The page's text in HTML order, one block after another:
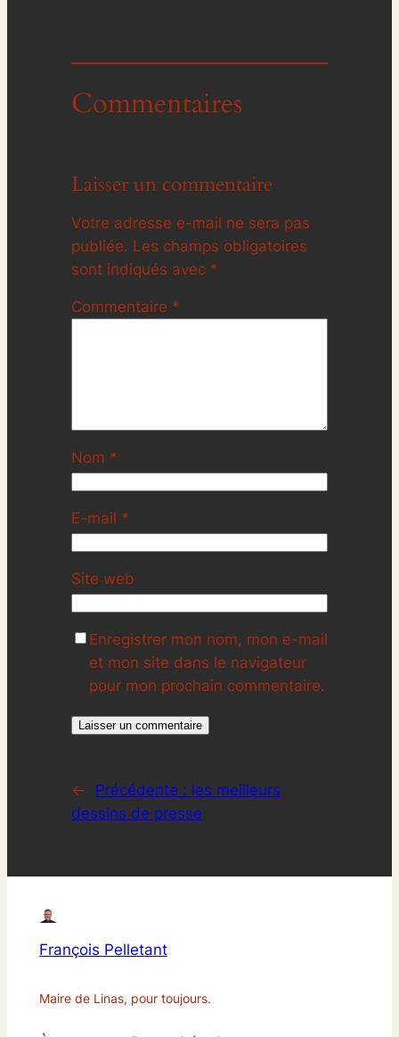
Commentaires
Laisser un commentaire
Votre adresse e-mail ne sera pas
publiée. Les champs obligatoires
sont indiqués avec *
Commentaire *
Nom *
E-mail *
Site web
Enregistrer mon nom, mon e-mail
et mon site dans le navigateur
pour mon prochain commentaire.
← Précédente : les meilleurs
dessins de presse
François Pelletant
Maire de Linas, pour toujours.